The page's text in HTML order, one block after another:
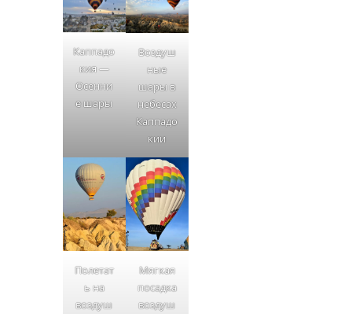
Каппадо
кия —
Осенни
е шары
Воздуш
ные
шары в
небесах
Каппадо
кии
Полетат
ь на
воздуш
Мягкая
посадка
воздуш